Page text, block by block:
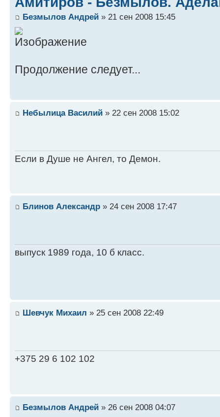
Безмылов Андрей » 21 сен 2008 15:45
Продолжение следует...
Небылица Василий » 22 сен 2008 15:02
Если в Душе не Ангел, то Демон.
Блинов Александр » 24 сен 2008 17:47
выпуск 1989 года, 10 б класс.
Шевчук Михаил » 25 сен 2008 22:49
+375 29 6 102 102
Безмылов Андрей » 26 сен 2008 04:07